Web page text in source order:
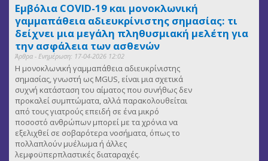
Εμβόλια COVID-19 και μονοκλωνική
γαμμαπάθεια αδιευκρίνιστης σημασίας: τι
δείχνει μια μεγάλη πληθυσμιακή μελέτη για
την ασφάλεια των ασθενών
Άρθρα - Ενημέρωση: 17-04-2026 12:02
Η μονοκλωνική γαμμαπάθεια αδιευκρίνιστης
σημασίας, γνωστή ως MGUS, είναι μια σχετικά
συχνή κατάσταση του αίματος που συνήθως δεν
προκαλεί συμπτώματα, αλλά παρακολουθείται
από τους γιατρούς επειδή σε ένα μικρό
ποσοστό ανθρώπων μπορεί με τα χρόνια να
εξελιχθεί σε σοβαρότερα νοσήματα, όπως το
πολλαπλούν μυέλωμα ή άλλες
λεμφοϋπερπλαστικές διαταραχές.